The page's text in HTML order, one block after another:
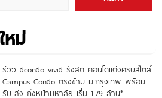
หม่
รีวิว dcondo vivid รังสิต คอนโดแต่งครบสไตล์
Campus Condo ตรงข้าม ม.กรุงเทพ พร้อม
รับ-ส่ง ถึงหน้ามหาลัย เริ่ม 1.79 ล้าน*